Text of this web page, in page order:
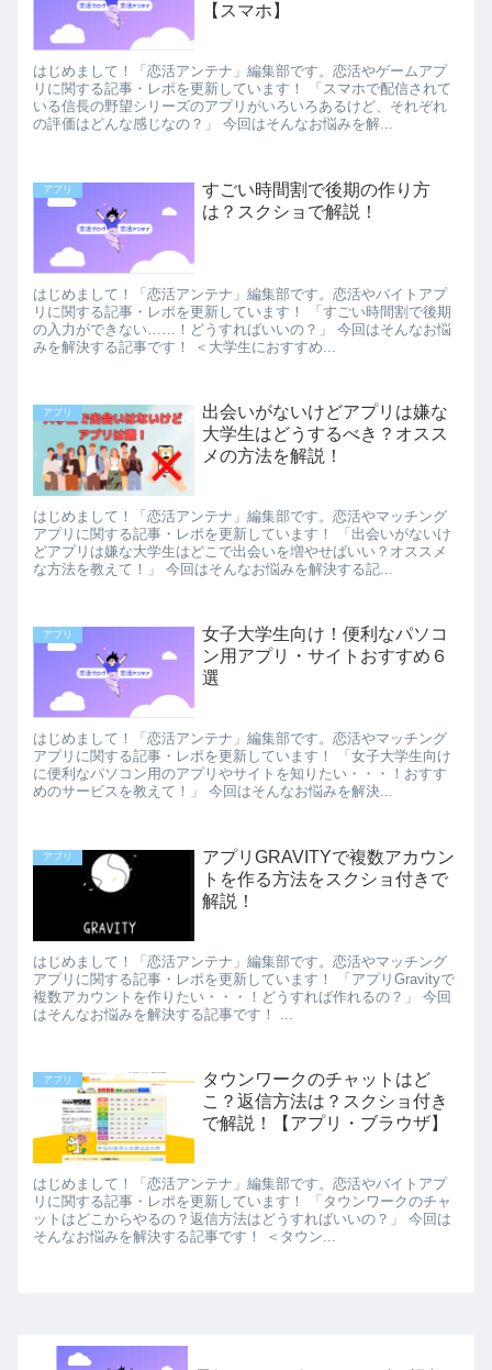
【スマホ】
はじめまして！「恋活アンテナ」編集部です。恋活やゲームアプ
リに関する記事・レポを更新しています！ 「スマホで配信されて
いる信長の野望シリーズのアプリがいろいろあるけど、それぞれ
の評価はどんな感じなの？」 今回はそんなお悩みを解...
アプリ
すごい時間割で後期の作り方
は？スクショで解説！
はじめまして！「恋活アンテナ」編集部です。恋活やバイトアプ
リに関する記事・レポを更新しています！ 「すごい時間割で後期
の入力ができない……！どうすればいいの？」 今回はそんなお悩
みを解決する記事です！ ＜大学生におすすめ...
アプリ
出会いがないけどアプリは嫌な
大学生はどうするべき？オスス
メの方法を解説！
はじめまして！「恋活アンテナ」編集部です。恋活やマッチング
アプリに関する記事・レポを更新しています！ 「出会いがないけ
どアプリは嫌な大学生はどこで出会いを増やせばいい？オススメ
な方法を教えて！」 今回はそんなお悩みを解決する記...
アプリ
女子大学生向け！便利なパソコ
ン用アプリ・サイトおすすめ６
選
はじめまして！「恋活アンテナ」編集部です。恋活やマッチング
アプリに関する記事・レポを更新しています！ 「女子大学生向け
に便利なパソコン用のアプリやサイトを知りたい・・・！おすす
めのサービスを教えて！」 今回はそんなお悩みを解決...
アプリ
アプリGRAVITYで複数アカウン
トを作る方法をスクショ付きで
解説！
はじめまして！「恋活アンテナ」編集部です。恋活やマッチング
アプリに関する記事・レポを更新しています！ 「アプリGravityで
複数アカウントを作りたい・・・！どうすれば作れるの？」 今回
はそんなお悩みを解決する記事です！ ...
アプリ
タウンワークのチャットはど
こ？返信方法は？スクショ付き
で解説！【アプリ・ブラウザ】
はじめまして！「恋活アンテナ」編集部です。恋活やバイトアプ
リに関する記事・レポを更新しています！ 「タウンワークのチャ
ットはどこからやるの？返信方法はどうすればいいの？」 今回は
そんなお悩みを解決する記事です！ ＜タウン...